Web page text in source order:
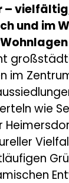
–
und im
im
wie